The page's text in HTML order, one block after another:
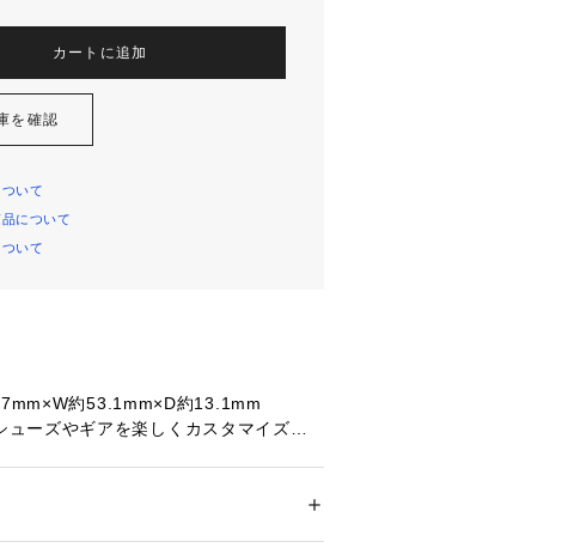
カートに追加
を確認
いて
について
いて
約53.1mm×D約13.1mm
ューズやギアを楽しくカスタマイズす
たっての注意事項】